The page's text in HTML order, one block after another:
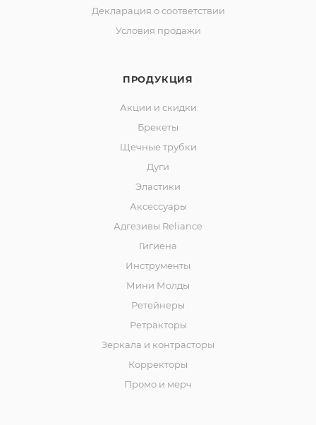
Декларация о соответствии
Условия продажи
ПРОДУКЦИЯ
Акции и скидки
Брекеты
Щечные трубки
Дуги
Эластики
Аксессуары
Адгезивы Reliance
Гигиена
Инструменты
Мини Молды
Ретейнеры
Ретракторы
Зеркала и контраcторы
Корректоры
Промо и мерч